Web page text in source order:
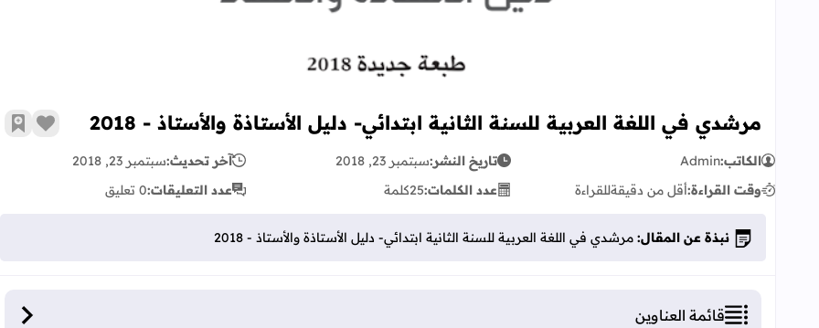
مرشدي في اللغة العربية للسنة الثانية ابتدائي- دليل الأستاذة والأستاذ - 2018 زر
الكاتب:Admin تاريخ النشر:سبتمبر 23, 2018 آخر تحديث:سبتمبر 23, 2018
وقت القراءة:أقل من دقيقةللقراءة عدد الكلمات:25كلمة عدد التعليقات:0 تعليق
نبذة عن المقال: مرشدي في اللغة العربية للسنة الثانية ابتدائي- دليل الأستاذة والأستاذ - 2018
قائمة العناوين